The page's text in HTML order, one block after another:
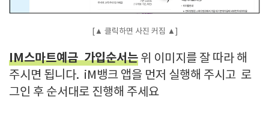
[▲ 클릭하면 사진 커짐 ▲]
IM스마트예금 가입순서는 위 이미지를 잘 따라 해
주시면 됩니다. iM뱅크 앱을 먼저 실행해 주시고 로
그인 후 순서대로 진행해 주세요